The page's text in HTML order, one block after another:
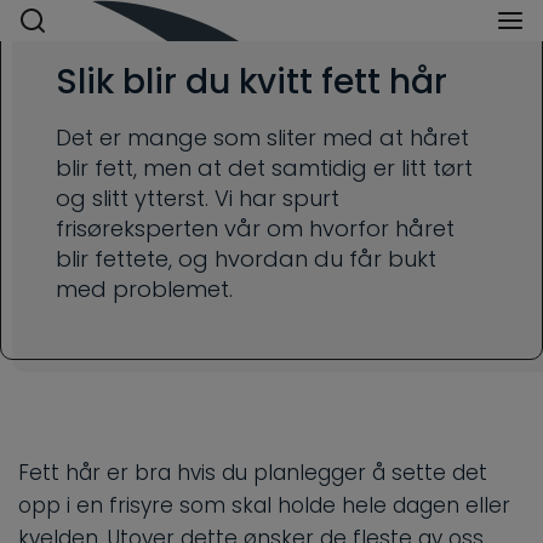
Slik blir du kvitt fett hår
Det er mange som sliter med at håret
blir fett, men at det samtidig er litt tørt
og slitt ytterst. Vi har spurt
frisøreksperten vår om hvorfor håret
blir fettete, og hvordan du får bukt
med problemet.
Fett hår er bra hvis du planlegger å sette det
opp i en frisyre som skal holde hele dagen eller